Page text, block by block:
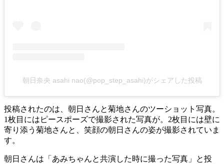
朝日奈央 asahi nao(@pop_step_asahi)がシェアした投稿
投稿されたのは、朝日さんと菊地さんのツーショット写真。
1枚目にはピースポーズで撮影された写真が。2枚目には壁に
寄り添う菊地さんと、笑顔の朝日さんの姿が撮影されていま
す。
朝日さんは「あみちゃんと共演した時に撮った写真」と投